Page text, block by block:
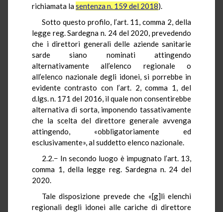
richiamata lasentenza n. 159 del 2018).
Sotto questo profilo, l’art. 11, comma 2, della
legge reg. Sardegna n. 24 del 2020, prevedendo
che i direttori generali delle aziende sanitarie
sarde siano nominati attingendo
alternativamente all’elenco regionale o
all’elenco nazionale degli idonei, si porrebbe in
evidente contrasto con l’art. 2, comma 1, del
d.lgs. n. 171 del 2016, il quale non consentirebbe
alternativa di sorta, imponendo tassativamente
che la scelta del direttore generale avvenga
attingendo, «obbligatoriamente ed
esclusivamente», al suddetto elenco nazionale.
2.2.− In secondo luogo è impugnato l’art. 13,
comma 1, della legge reg. Sardegna n. 24 del
2020.
Tale disposizione prevede che «[g]li elenchi
regionali degli idonei alle cariche di direttore